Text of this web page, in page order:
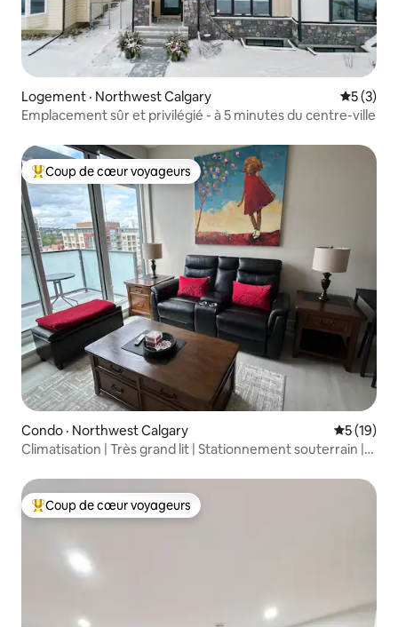
Logement · Northwest Calgary Note
5 (3)
Emplacement sûr et privilégié - à 5 minutes du centre-ville
Coup de cœur voyageurs parmi les plus aimés
Coup de cœur voyageurs
Condo · Northwest Calgary Note
5 (19)
Climatisation | Très grand lit | Stationnement souterrain |
Coup de cœur voyageurs parmi les plus aimés
Coup de cœur voyageurs